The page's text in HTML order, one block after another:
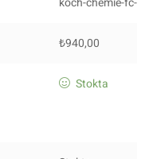
₺940,00
Stokta